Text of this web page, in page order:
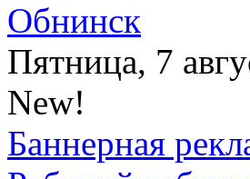
Обнинск
Пятница, 7
New!
Баннерная